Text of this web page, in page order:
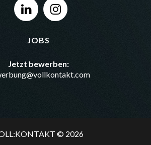
JOBS
Jetzt bewerben:
© 2026